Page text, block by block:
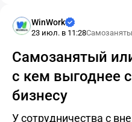
WinWork
23 июл. в 11:28
Самозанятый
с кем выгоднее
бизнесу
У сотрудничества с